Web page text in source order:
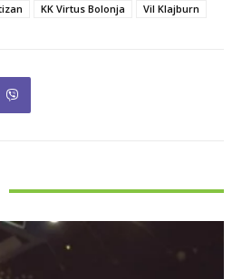
KK Virtus Bolonja Vil Klajburn